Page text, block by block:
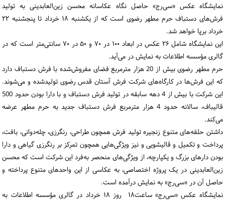
نمایشگاه عکس «سی‌رج» حاصل نگاه عکاسانه محسن زین‌العابدینی به تولید
فرش‌های دستباف حرم مطهر رضوی است که از یکشنبه ۱۸ خرداد تا پنجشنبه ۲۲
خرداد برپا خواهد شد.
این نمایشگاه شامل ۲۶ عکس در ابعاد ۱۰۰ در ۷۰ و ۵۰ در ۷۰ سانتی‌متر است که در
گالری مؤسسه اطلاعات به نمایش در می‌آید.
حرم مطهر رضوی بیش از 20 هزار مترمربع فضای مفروش‌شده با فرش دستباف دارد
که این فرش‌ها در کارگاه‌های شرکت فرش آستان قدس رضوی تولیدشده و می‌شوند.
این شرکت با بیش از 4 دهه سابقه در تولید فرش دستباف و با دارا بودن حدود 500
قالیباف، سالانه حدود 4 هزار مترمربع فرش دستباف جدید به حرم مطهر عرضه
می‌کند.
داشتن حلقه‌های متنوع زنجیره تولید فرش همچون طراحی، رنگرزی، چله‌دوانی، بافت،
پرداخت و تکمیل و قالیشویی و نیز ویژگی‌هایی همچون تمرکز بر رنگرزی گیاهی و دارا
بودن دارهای بزرگ و یکپارچه، از ویژگی‌های منحصر به‌فرد این شرکت است که محسن
زین‌العابدینی در یک پروژه اختصاصی، به عکاسی از این واحدهای متنوع پرداخته و
حاصل آن در «سی‌رج» به نمایش درآمده است.
نمایشگاه عکس «سی‌رج» ساعت۱۸ روز ۱۸ خرداد در گالری مؤسسه اطلاعات به